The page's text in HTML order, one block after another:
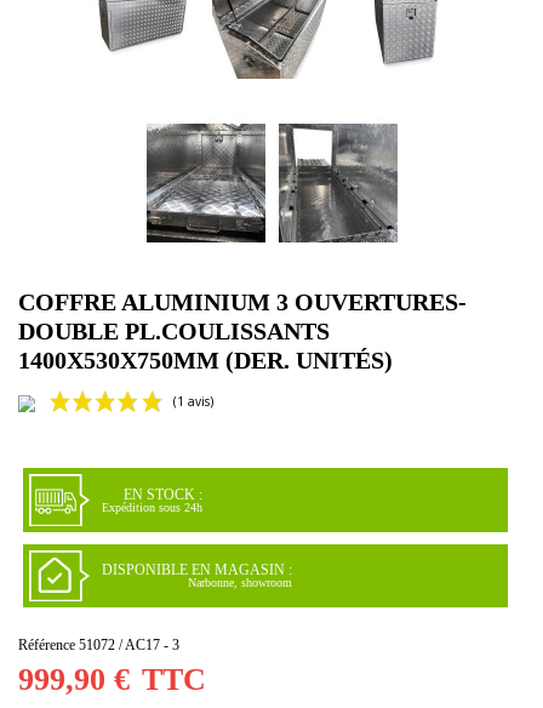
COFFRE ALUMINIUM 3 OUVERTURES-
DOUBLE PL.COULISSANTS
1400X530X750MM (DER. UNITÉS)
EN STOCK :
Expédition sous 24h
DISPONIBLE EN MAGASIN :
Narbonne, showroom
Référence 51072 / AC17 - 3
999,90 € TTC